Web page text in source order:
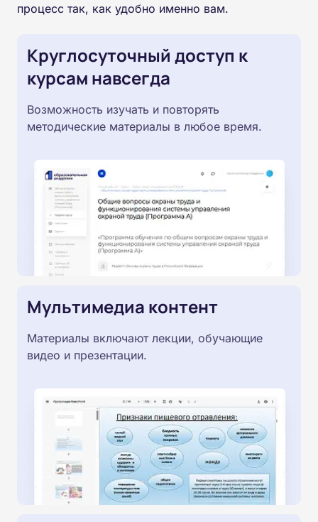
процесс так, как удобно именно вам.
Круглосуточный доступ к
курсам навсегда
Возможность изучать и повторять
методические материалы в любое время.
Мультимедиа контент
Материалы включают лекции, обучающие
видео и презентации.